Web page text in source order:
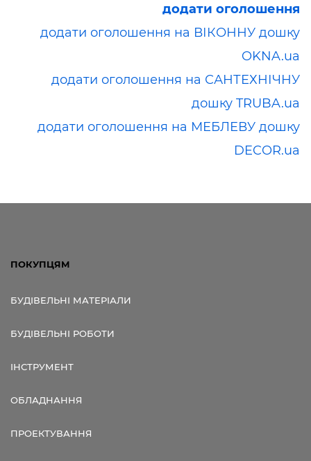
додати оголошення
додати оголошення на ВІКОННУ дошку
OKNA.ua
додати оголошення на САНТЕХНІЧНУ
дошку TRUBA.ua
додати оголошення на МЕБЛЕВУ дошку
DECOR.ua
ПОКУПЦЯМ
БУДІВЕЛЬНІ МАТЕРІАЛИ
БУДІВЕЛЬНІ РОБОТИ
ІНСТРУМЕНТ
ОБЛАДНАННЯ
ПРОЕКТУВАННЯ